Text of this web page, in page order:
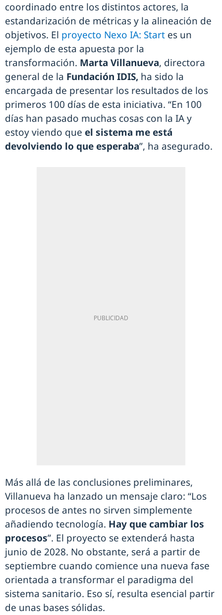
coordinado entre los distintos actores, la
estandarización de métricas y la alineación de
objetivos. El proyecto Nexo IA: Start es un
ejemplo de esta apuesta por la
transformación. Marta Villanueva, directora
general de la Fundación IDIS, ha sido la
encargada de presentar los resultados de los
primeros 100 días de esta iniciativa. “En 100
días han pasado muchas cosas con la IA y
estoy viendo que el sistema me está
devolviendo lo que esperaba”, ha asegurado.
Más allá de las conclusiones preliminares,
Villanueva ha lanzado un mensaje claro: “Los
procesos de antes no sirven simplemente
añadiendo tecnología. Hay que cambiar los
procesos”. El proyecto se extenderá hasta
junio de 2028. No obstante, será a partir de
septiembre cuando comience una nueva fase
orientada a transformar el paradigma del
sistema sanitario. Eso sí, resulta esencial partir
de unas bases sólidas.